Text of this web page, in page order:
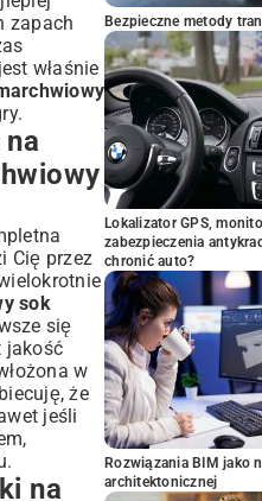
zapach
właśnie
Cię przez
sok
się
jakość
w
że
jeśli
na
Bezpieczne metody
Lokalizator GPS,
zabezpieczenia
chronić auto?
Rozwiązania BIM jako
architektonicznej